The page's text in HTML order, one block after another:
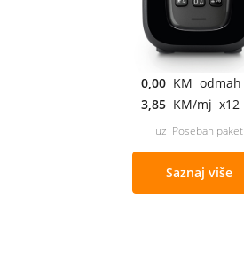
0,00 KM odmah
3,85 KM/mj x12
uz Poseban paket
Saznaj više